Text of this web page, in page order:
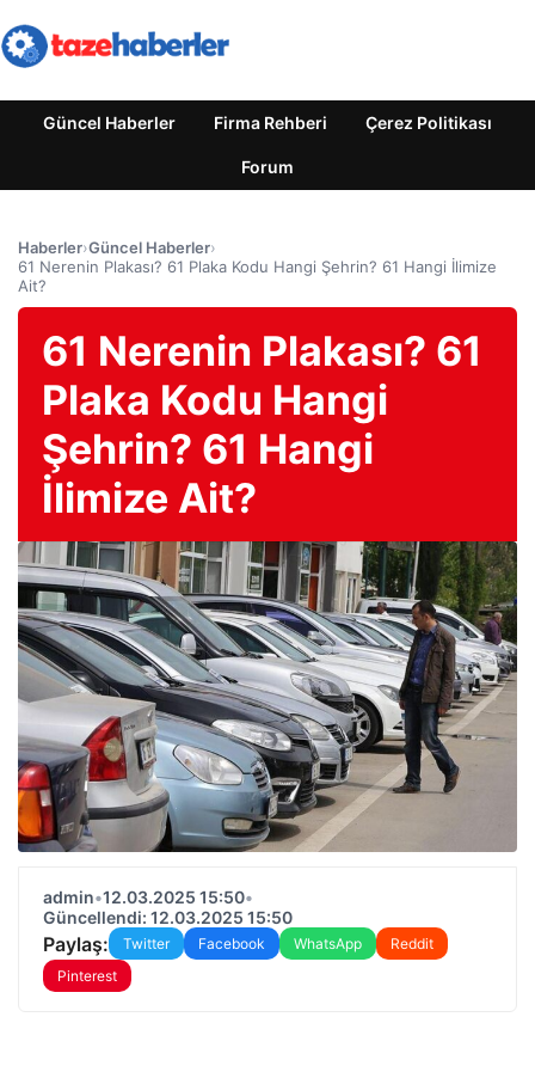
Güncel Haberler Firma Rehberi Çerez Politikası
Forum
Haberler›Güncel Haberler›
61 Nerenin Plakası? 61 Plaka Kodu Hangi Şehrin? 61 Hangi İlimize
Ait?
61 Nerenin Plakası? 61
Plaka Kodu Hangi
Şehrin? 61 Hangi
İlimize Ait?
admin•12.03.2025 15:50•
Güncellendi: 12.03.2025 15:50
Paylaş: Twitter Facebook WhatsApp
Reddit
Pinterest